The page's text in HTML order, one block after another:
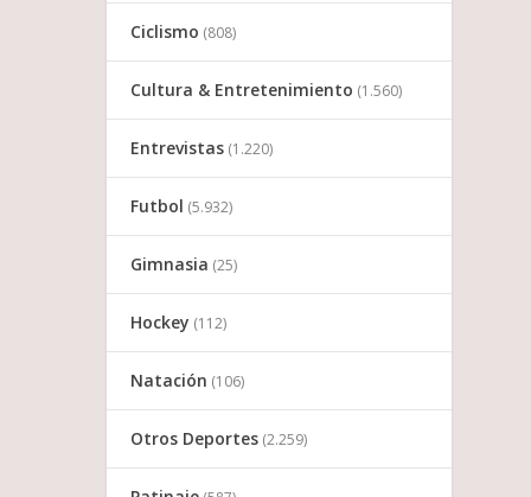
Ciclismo (808)
Cultura & Entretenimiento (1.560)
Entrevistas (1.220)
Futbol (5.932)
Gimnasia (25)
Hockey (112)
Natación (106)
Otros Deportes (2.259)